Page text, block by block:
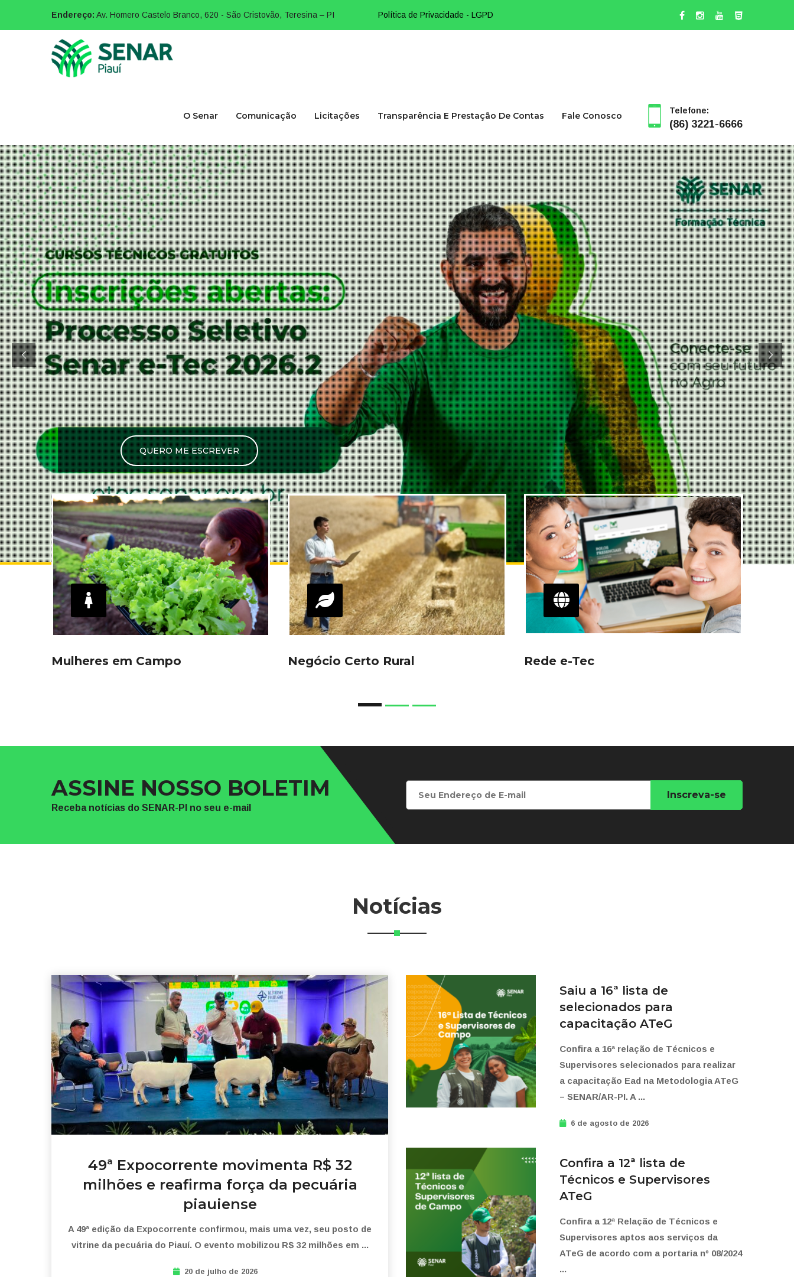
Endereço: Av. Homero Castelo Branco, 620 - São Cristovão, Teresina – PI Política de Privacidade - LGPD
O Senar Comunicação Licitações Transparência E Prestação De Contas Fale Conosco Telefone:
(86) 3221-6666
QUERO ME ESCREVER
Mulheres em Campo Negócio Certo Rural Rede e-Tec
ASSINE NOSSO BOLETIM
Receba notícias do SENAR-PI no seu e-mail
Notícias
49ª Expocorrente movimenta R$ 32
milhões e reafirma força da pecuária
piauiense
A 49ª edição da Expocorrente confirmou, mais uma vez, seu posto de
vitrine da pecuária do Piauí. O evento mobilizou R$ 32 milhões em ...
20 de julho de 2026
Saiu a 16ª lista de
selecionados para
capacitação ATeG
Confira a 16ª relação de Técnicos e
Supervisores selecionados para realizar
a capacitação Ead na Metodologia ATeG
– SENAR/AR-PI. A ...
6 de agosto de 2026
Confira a 12ª lista de
Técnicos e Supervisores
ATeG
Confira a 12ª Relação de Técnicos e
Supervisores aptos aos serviços da
ATeG de acordo com a portaria nº 08/2024
...